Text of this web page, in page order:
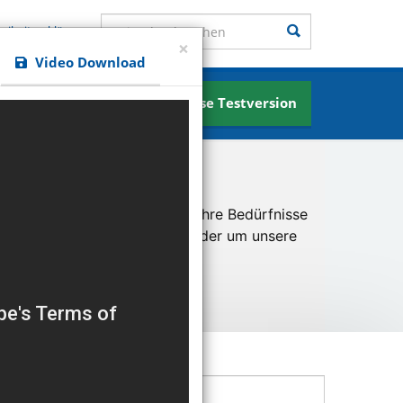
und besser an Ihre Bedürfnisse
unsere Besucher kommen oder um unsere
Kostenlose Testversion
News
Seite durchsuchen Suchen
×
Video Download